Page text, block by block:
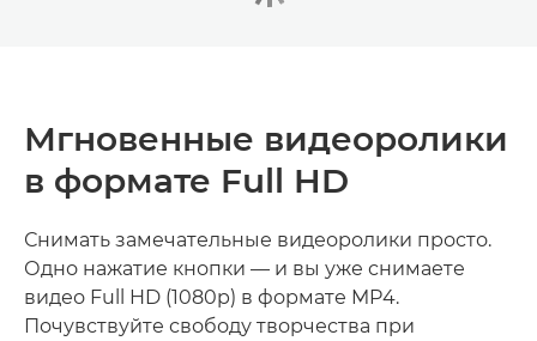
Мгновенные видеоролики
в формате Full HD
Снимать замечательные видеоролики просто.
Одно нажатие кнопки — и вы уже снимаете
видео Full HD (1080p) в формате MP4.
Почувствуйте свободу творчества при